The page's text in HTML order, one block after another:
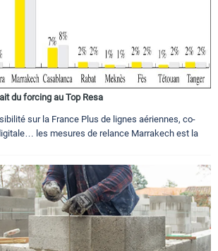
du forcing au Top Resa
sur la France Plus de lignes aériennes, co-
les mesures de relance Marrakech est la